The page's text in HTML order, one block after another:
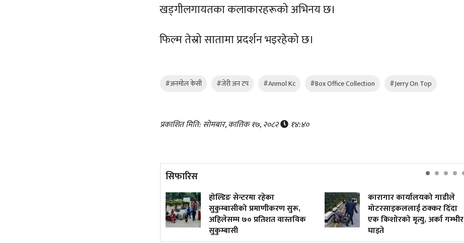
खड्गीलगायतका कलाकारहरूको अभिनय छ।
फिल्म तेस्रो सातामा प्रदर्शन भइरहेको छ।
#अनमोल केसी #जेरी अन टप #Anmol Kc #Box Office Collection #Jerry On Top
प्रकाशित मिति: सोमबार, कात्तिक १७, २०८२ १४:४०
सिफारिस
होल्डिङ सेन्टरमा रहेका
सुकुम्बासीको प्रमाणीकरण सुरू,
अहिलेसम्म ७० प्रतिशत वास्तविक
सुकुम्बासी
कारागार कार्यालयको गाडीले
मोटरसाइकललाई ठक्कर दिँदा
एक किशोरको मृत्यु, अर्का गम्भीर
घाइते